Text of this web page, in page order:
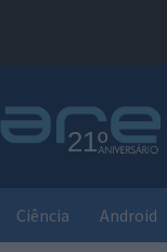
Ciência Android